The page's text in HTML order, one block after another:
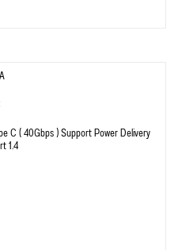
C ( 40Gbps ) Support Power Delivery
1.4